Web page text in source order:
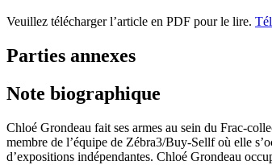
Veuillez télécharger l’article en PDF pour le lire.
Parties annexes
Note biographique
Chloé Grondeau fait ses armes au sein du Frac-
membre de l’équipe de Zébra3/Buy-Sellf où elle
d’expositions indépendantes. Chloé Grondeau